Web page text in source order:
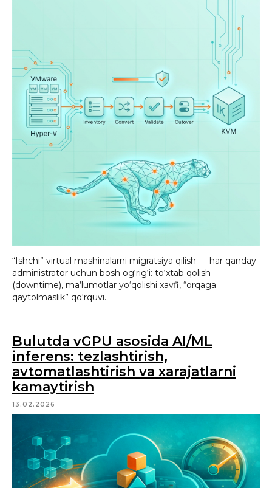
“Ishchi” virtual mashinalarni migratsiya qilish — har qanday
administrator uchun bosh og‘rig‘i: to‘xtab qolish
(downtime), ma’lumotlar yo‘qolishi xavfi, “orqaga
qaytolmaslik” qo‘rquvi.
Bulutda vGPU asosida AI/ML
inferens: tezlashtirish,
avtomatlashtirish va xarajatlarni
kamaytirish
13.02.2026